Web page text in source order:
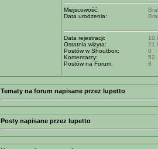
Miejscowość:
Data urodzenia:
Data rejestracji:
Ostatnia wizyta:
Postów w Shoutbox:
0
Komentarzy:
52
Postów na Forum:
8
Tematy na forum napisane przez lupetto
Posty napisane przez lupetto